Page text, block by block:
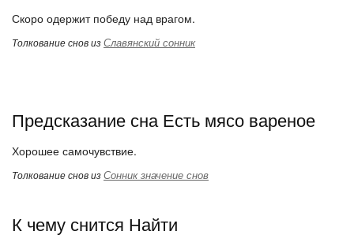
Скоро одержит победу над врагом.
Толкование снов изСлавянский сонник
Предсказание сна Есть мясо вареное
Хорошее самочувствие.
Толкование снов изСонник значение снов
К чему снится Найти